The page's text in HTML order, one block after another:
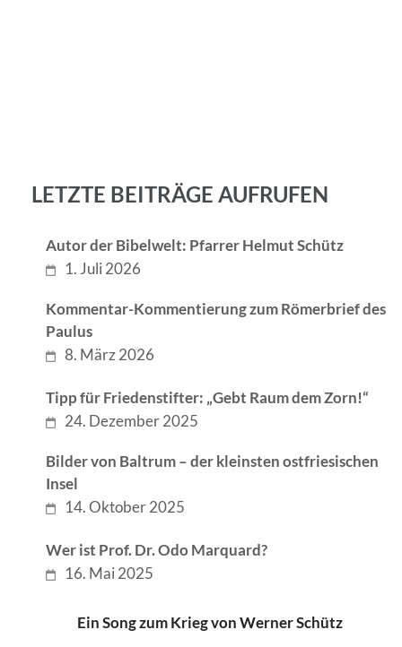
LETZTE BEITRÄGE AUFRUFEN
Autor der Bibelwelt: Pfarrer Helmut Schütz
1. Juli 2026
Kommentar-Kommentierung zum Römerbrief des
Paulus
8. März 2026
Tipp für Friedenstifter: „Gebt Raum dem Zorn!“
24. Dezember 2025
Bilder von Baltrum – der kleinsten ostfriesischen
Insel
14. Oktober 2025
Wer ist Prof. Dr. Odo Marquard?
16. Mai 2025
Ein Song zum Krieg von Werner Schütz